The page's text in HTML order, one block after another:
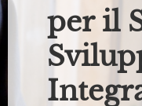
per il